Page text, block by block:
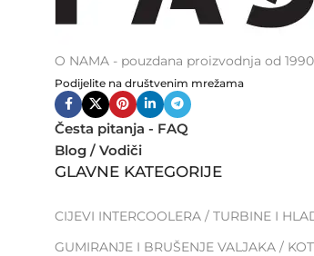
O NAMA - pouzdana proizvodnja od
Podijelite na društvenim mrežama
Česta pitanja - FAQ
Blog / Vodiči
GLAVNE KATEGORIJE
CIJEVI INTERCOOLERA / TURBINE I
GUMIRANJE I BRUŠENJE VALJAKA /